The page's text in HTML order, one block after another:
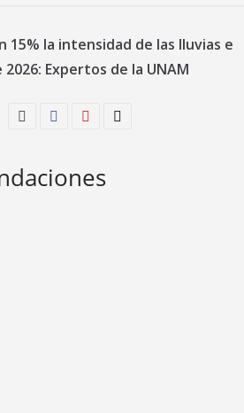
15% la intensidad de las lluvias e
Expertos de la UNAM